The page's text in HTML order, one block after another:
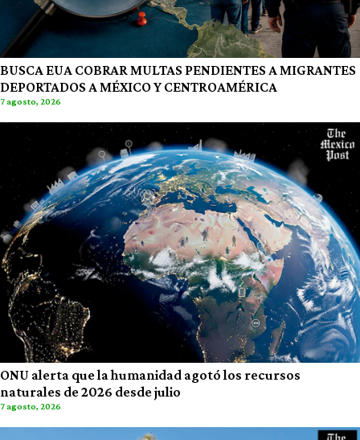
BUSCA EUA COBRAR MULTAS PENDIENTES A MIGRANTES
DEPORTADOS A MÉXICO Y CENTROAMÉRICA
7 agosto, 2026
ONU alerta que la humanidad agotó los recursos
naturales de 2026 desde julio
7 agosto, 2026